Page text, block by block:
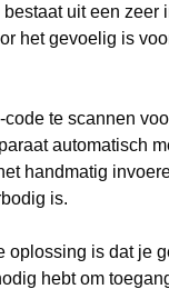
uit een zeer
het gevoelig is
code te scannen
automatisch
handmatig
is.
oplossing is dat je
hebt om